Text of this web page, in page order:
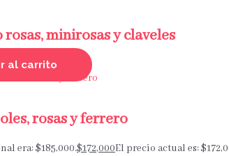
minirosas y claveles
al carrito
rosas y ferrero
era: $185,000.$172,000El precio actual es: